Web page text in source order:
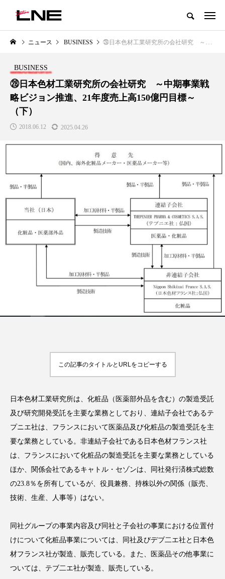
グローバルビューティ＆ヘルスケアビジネス誌
LIFESTYLE
SNSの「加工顔」と美容医療｜AI
がもたらす可能性とこれから
2026.07.13
BUSINESS
GWI調査から読み解く2030年の
都市型スパ――身近なウェルネ
の次世代モデル
2026.08.06
FEATURED 注目の企画
B2B BeautyTech ChatGPT
TikTok アスタキサンチン
アンチエイジング アンチソリチュード
インタビュー インナービューティー 冷え
ウェルビーイング エイジングケア
ニュース BUSINESS ㉘日本色材工業研究所の会社研究 ～中期事業戦略ビジョン推進、21年度売上高150億円目標～（下）
BUSINESS
㉘日本色材工業研究所の会社研究 ～中期事業戦
略ビジョン推進、21年度売上高150億円目標～
（下）
2018.06.12 2025.04.26
この記事のタイトルとURLをコピーする
日本色材工業研究所は、化粧品（医薬部外品を含む）の製造受託
及び研究開発受託を主要な業務としており、連結子会社であるテ
プニエ社は、フランスにおいて医薬品及び化粧品の製造受託を主
要な業務としている。非連結子会社である日本色材フランス社
は、フランスにおいて化粧品の製造受託を主要な業務としている
ほか、関係会社であるキャトル・セゾンは、同社発行済株式総数
の23.8％を所有しているが、役員兼務、持株以外の関係（販売、
技術、生産、人事等）はない。
同社グループの事業内容及び同社と子会社の事業における位置付
けについて化粧品事業については、同社及びデブ二エ社と日本色
材フランス社が製造、販売している。また、医薬品その他事業に
ついては、テブ二エ社が製造、販売している。